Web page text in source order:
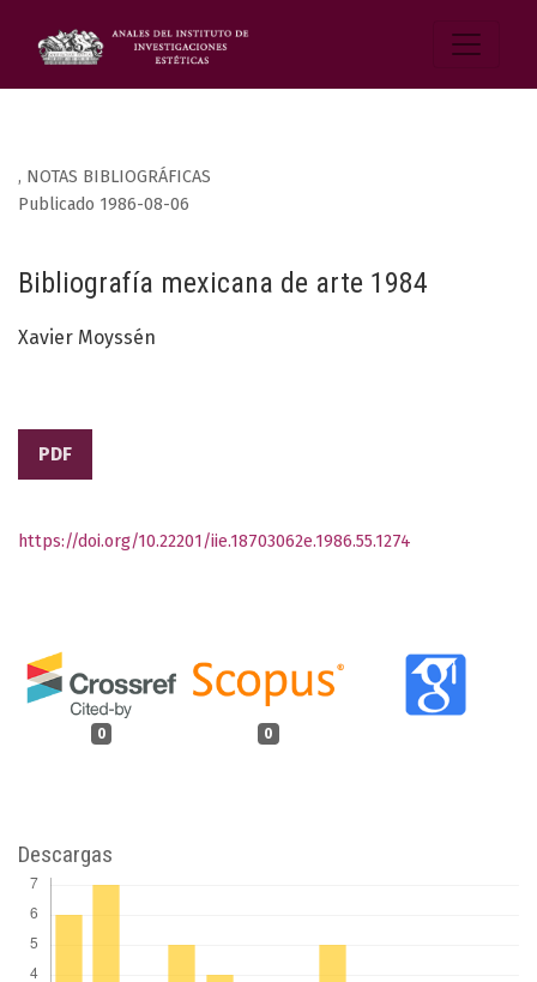
, NOTAS BIBLIOGRÁFICAS
Bibliografía mexicana de arte 1984
Publicado 1986-08-06
Xavier Moyssén
PDF
0 0
https://doi.org/10.22201/iie.18703062e.1986.55.1274
Descargas